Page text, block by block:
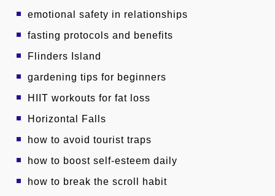
emotional safety in relationships
fasting protocols and benefits
Flinders Island
gardening tips for beginners
HIIT workouts for fat loss
Horizontal Falls
how to avoid tourist traps
how to boost self-esteem daily
how to break the scroll habit